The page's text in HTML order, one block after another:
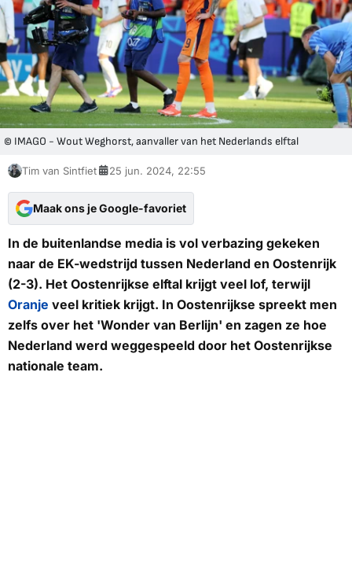
© IMAGO - Wout Weghorst, aanvaller van het Nederlands elftal
Tim van Sintfiet 25 jun. 2024, 22:55
Maak ons je Google-favoriet
In de buitenlandse media is vol verbazing gekeken
naar de EK-wedstrijd tussen Nederland en Oostenrijk
(2-3). Het Oostenrijkse elftal krijgt veel lof, terwijl
Oranje veel kritiek krijgt. In Oostenrijkse spreekt men
zelfs over het 'Wonder van Berlijn' en zagen ze hoe
Nederland werd weggespeeld door het Oostenrijkse
nationale team.